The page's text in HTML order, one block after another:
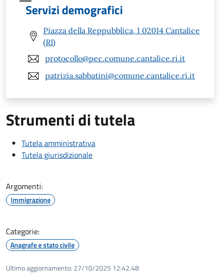
Servizi demografici
Piazza della Reppubblica, 1 02014 Cantalice
(RI)
protocollo@pec.comune.cantalice.ri.it
patrizia.sabbatini@comune.cantalice.ri.it
Strumenti di tutela
Tutela amministrativa
Tutela giurisdizionale
Argomenti:
Immigrazione
Categorie:
Anagrafe e stato civile
Ultimo aggiornamento: 27/10/2025 12:42.48